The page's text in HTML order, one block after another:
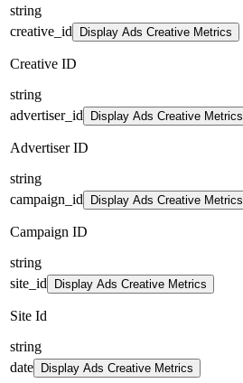
string
creative_id
Display Ads Creative Metrics
Creative ID
string
advertiser_id
Display Ads Creative Metrics
Advertiser ID
string
campaign_id
Display Ads Creative Metrics
Campaign ID
string
site_id
Display Ads Creative Metrics
Site Id
string
date
Display Ads Creative Metrics